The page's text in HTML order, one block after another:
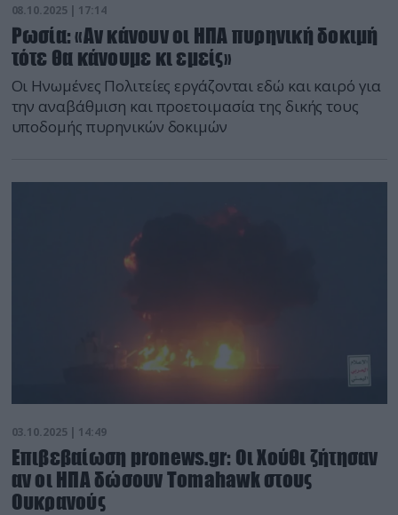
08.10.2025 | 17:14
Ρωσία: «Αν κάνουν οι ΗΠΑ πυρηνική δοκιμή
τότε θα κάνουμε κι εμείς»
Οι Ηνωμένες Πολιτείες εργάζονται εδώ και καιρό για
την αναβάθμιση και προετοιμασία της δικής τους
υποδομής πυρηνικών δοκιμών
03.10.2025 | 14:49
Επιβεβαίωση pronews.gr: Οι Χούθι ζήτησαν
αν οι ΗΠΑ δώσουν Tomahawk στους
Ουκρανούς